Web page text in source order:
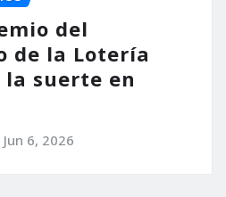
del
de la Lotería
suerte en
Jun 6, 2026